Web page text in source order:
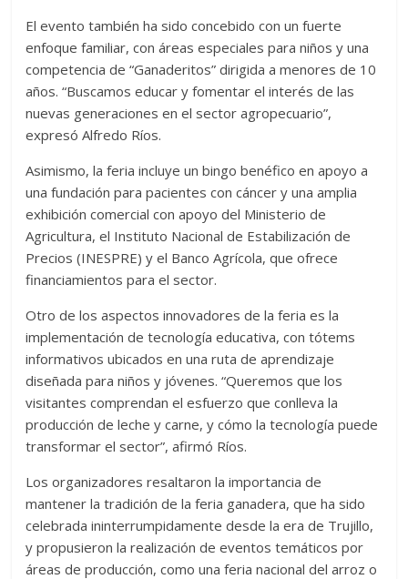
El evento también ha sido concebido con un fuerte
enfoque familiar, con áreas especiales para niños y una
competencia de “Ganaderitos” dirigida a menores de 10
años. “Buscamos educar y fomentar el interés de las
nuevas generaciones en el sector agropecuario”,
expresó Alfredo Ríos.
Asimismo, la feria incluye un bingo benéfico en apoyo a
una fundación para pacientes con cáncer y una amplia
exhibición comercial con apoyo del Ministerio de
Agricultura, el Instituto Nacional de Estabilización de
Precios (INESPRE) y el Banco Agrícola, que ofrece
financiamientos para el sector.
Otro de los aspectos innovadores de la feria es la
implementación de tecnología educativa, con tótems
informativos ubicados en una ruta de aprendizaje
diseñada para niños y jóvenes. “Queremos que los
visitantes comprendan el esfuerzo que conlleva la
producción de leche y carne, y cómo la tecnología puede
transformar el sector”, afirmó Ríos.
Los organizadores resaltaron la importancia de
mantener la tradición de la feria ganadera, que ha sido
celebrada ininterrumpidamente desde la era de Trujillo,
y propusieron la realización de eventos temáticos por
áreas de producción, como una feria nacional del arroz o